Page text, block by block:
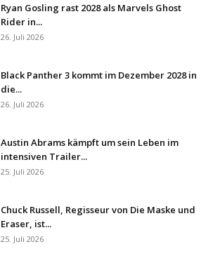
Ryan Gosling rast 2028 als Marvels Ghost
Rider in...
26. Juli 2026
Black Panther 3 kommt im Dezember 2028 in
die...
26. Juli 2026
Austin Abrams kämpft um sein Leben im
intensiven Trailer...
25. Juli 2026
Chuck Russell, Regisseur von Die Maske und
Eraser, ist...
25. Juli 2026